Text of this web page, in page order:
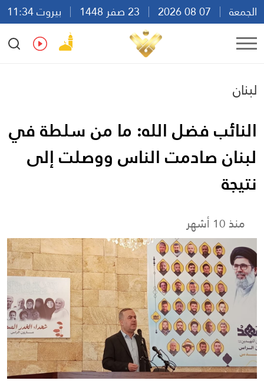
الجمعة
بيروت 11:34
Ar
En Fr Es
لبنان
النائب فضل الله: ما من سلطة في
لبنان صادمت الناس ووصلت إلى
نتيجة
منذ 10 أشهر